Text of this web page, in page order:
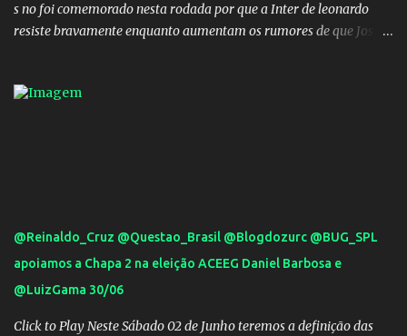
s no foi comemorado nesta rodada por que a Inter de leonardo
resiste bravamente enquanto aumentam os rumores de que Jos
definido e tem o Milan como virtual campeao. ;
@Reinaldo_Cruz @Questao_Brasil @Blogdozurc @BUG_SPL
apoiamos a Chapa 2 na eleição ACEEG Daniel Barbosa e
@LuizGama 30/06
Click to Play Neste Sábado 02 de Junho teremos a definição das